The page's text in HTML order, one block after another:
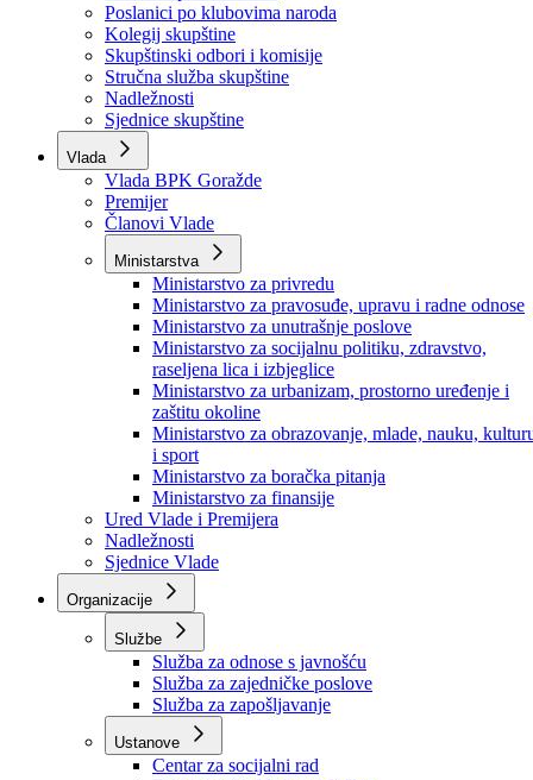
Skupština BPK Goražde
Rukovodstvo
Poslanici po strankama
Poslanici po klubovima naroda
Kolegij skupštine
Skupštinski odbori i komisije
Stručna služba skupštine
Nadležnosti
Sjednice skupštine
Vlada
Vlada BPK Goražde
Premijer
Članovi Vlade
Ministarstva
Ministarstvo za privredu
Ministarstvo za pravosuđe, upravu i radne odnose
Ministarstvo za unutrašnje poslove
Ministarstvo za socijalnu politiku, zdravstvo,
raseljena lica i izbjeglice
Ministarstvo za urbanizam, prostorno uređenje i
zaštitu okoline
Ministarstvo za obrazovanje, mlade, nauku,
i sport
Ministarstvo za boračka pitanja
Ministarstvo za finansije
Ured Vlade i Premijera
Nadležnosti
Sjednice Vlade
Organizacije
Službe
Služba za odnose s javnošću
Služba za zajedničke poslove
Služba za zapošljavanje